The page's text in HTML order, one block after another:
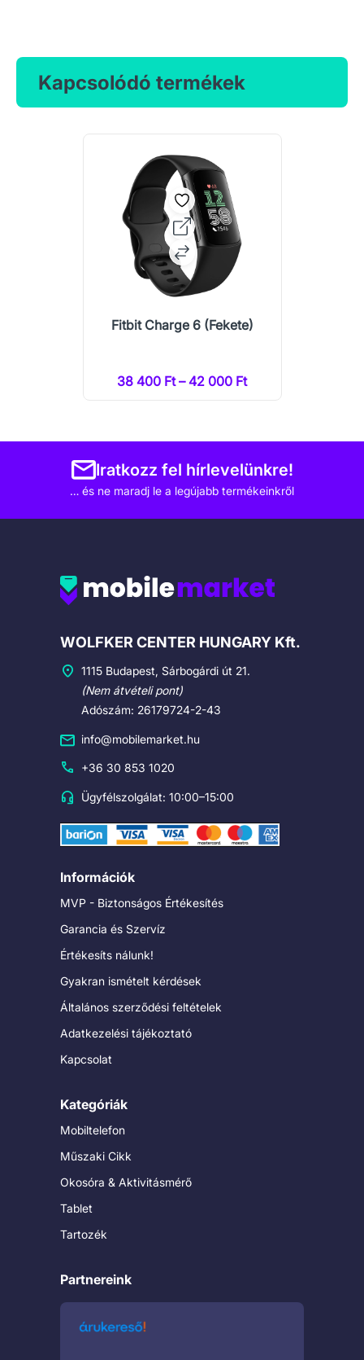
Kapcsolódó termékek
Fitbit Charge 6 (Fekete)
38 400 Ft – 42 000 Ft
Iratkozz fel hírlevelünkre!
… és ne maradj le a legújabb termékeinkről
Cégadatok
WOLFKER CENTER HUNGARY Kft.
1115 Budapest, Sárbogárdi út 21.
(Nem átvételi pont)
Adószám: 26179724-2-43
info@mobilemarket.hu
+36 30 853 1020
Ügyfélszolgálat: 10:00–15:00
Információk
MVP - Biztonságos Értékesítés
Garancia és Szervíz
Értékesíts nálunk!
Gyakran ismételt kérdések
Általános szerződési feltételek
Adatkezelési tájékoztató
Kapcsolat
Kategóriák
Mobiltelefon
Műszaki Cikk
Okosóra & Aktivitásmérő
Tablet
Tartozék
Partnereink